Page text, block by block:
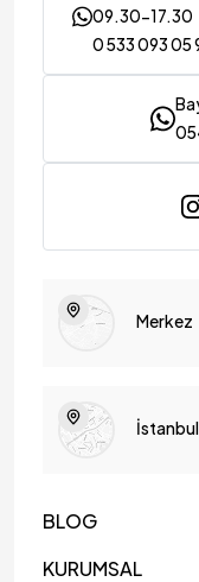
09.30-17.30
0 533 093 05
Merkez
BLOG
KURUMSAL